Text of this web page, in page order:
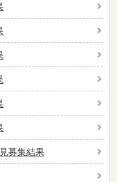
募集結果